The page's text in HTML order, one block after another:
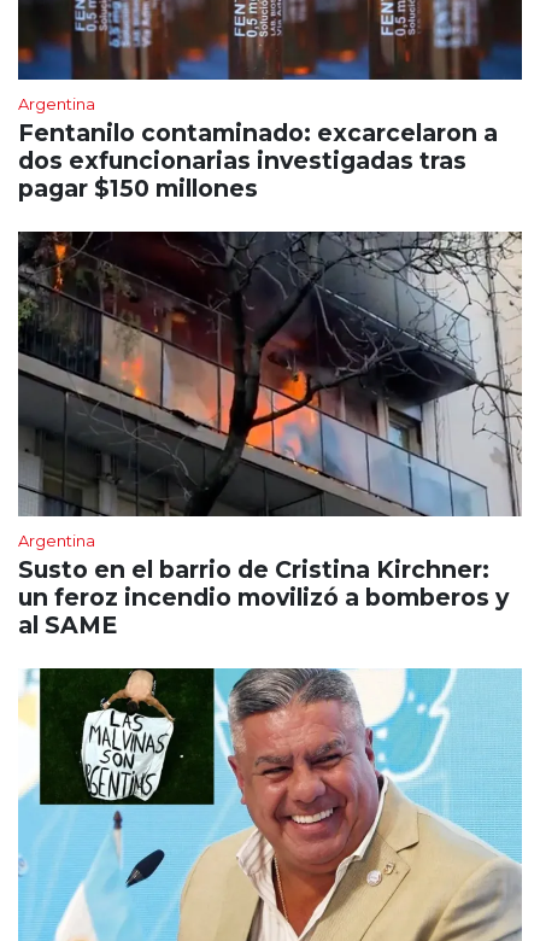
Argentina
Fentanilo contaminado: excarcelaron a
dos exfuncionarias investigadas tras
pagar $150 millones
Argentina
Susto en el barrio de Cristina Kirchner:
un feroz incendio movilizó a bomberos y
al SAME